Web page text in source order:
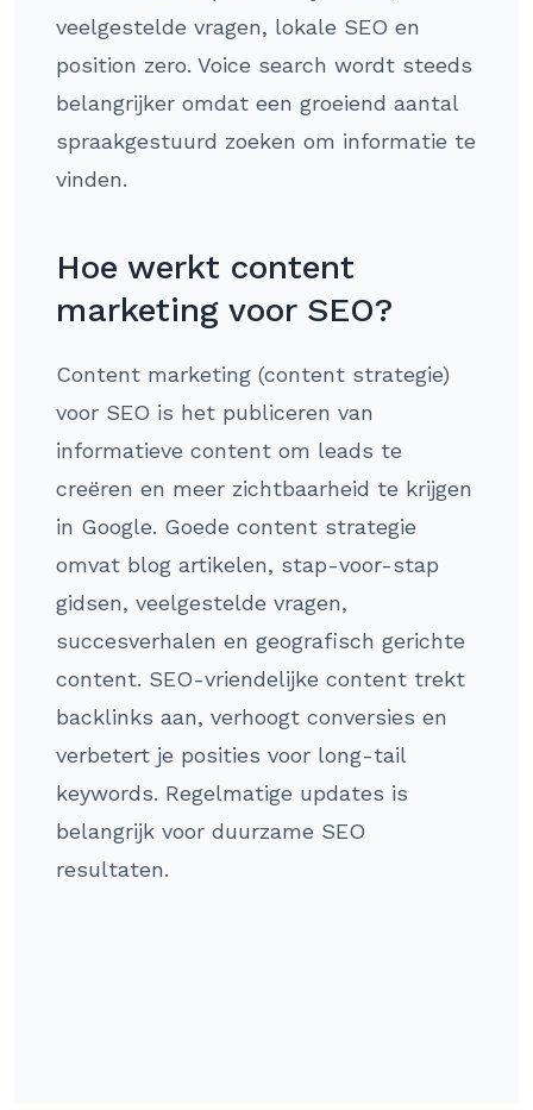
veelgestelde vragen, lokale SEO en
position zero. Voice search wordt steeds
belangrijker omdat een groeiend aantal
spraakgestuurd zoeken om informatie te
vinden.
Hoe werkt content
marketing voor SEO?
Content marketing (content strategie)
voor SEO is het publiceren van
informatieve content om leads te
creëren en meer zichtbaarheid te krijgen
in Google. Goede content strategie
omvat blog artikelen, stap-voor-stap
gidsen, veelgestelde vragen,
succesverhalen en geografisch gerichte
content. SEO-vriendelijke content trekt
backlinks aan, verhoogt conversies en
verbetert je posities voor long-tail
keywords. Regelmatige updates is
belangrijk voor duurzame SEO
resultaten.